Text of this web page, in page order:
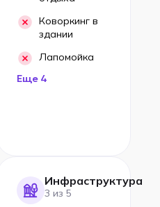
Коворкинг в
здании
Лапомойка
Еще 4
Инфраструктура
3 из 5